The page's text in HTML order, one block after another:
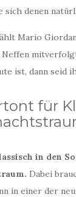
sich denen
Mario
ist, dann seid
für
in den
Dabei
in einer der